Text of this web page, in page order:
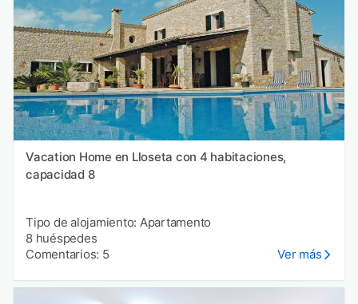
Vacation Home en Lloseta con 4 habitaciones,
capacidad 8
Tipo de alojamiento: Apartamento
8 huéspedes
Comentarios: 5
Ver más